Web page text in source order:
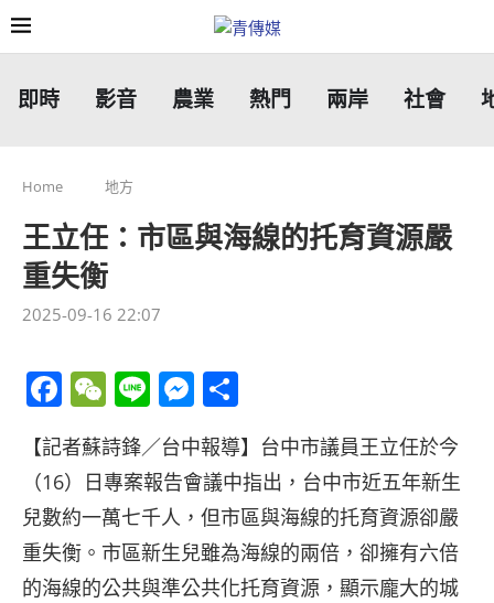
即時 影音 農業 熱門 兩岸 社會
Home 地方
王立任：市區與海線的托育資源嚴
重失衡
2025-09-16 22:07
Facebook
WeChat
LineMessenger
享
【記者蘇詩鋒／台中報導】台中市議員王立任於今
（16）日專案報告會議中指出，台中市近五年新生
兒數約一萬七千人，但市區與海線的托育資源卻嚴
重失衡。市區新生兒雖為海線的兩倍，卻擁有六倍
的海線的公共與準公共化托育資源，顯示龐大的城